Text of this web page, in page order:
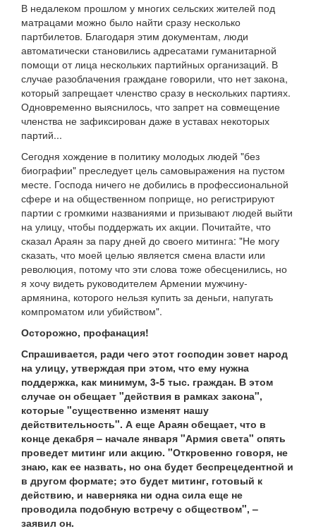
В недалеком прошлом у многих сельских жителей под
матрацами можно было найти сразу несколько
партбилетов. Благодаря этим документам, люди
автоматически становились адресатами гуманитарной
помощи от лица нескольких партийных организаций. В
случае разоблачения граждане говорили, что нет закона,
который запрещает членство сразу в нескольких партиях.
Одновременно выяснилось, что запрет на совмещение
членства не зафиксирован даже в уставах некоторых
партий...
Сегодня хождение в политику молодых людей "без
биографии" преследует цель самовыражения на пустом
месте. Господа ничего не добились в профессиональной
сфере и на общественном поприще, но регистрируют
партии с громкими названиями и призывают людей выйти
на улицу, чтобы поддержать их акции. Почитайте, что
сказал Араян за пару дней до своего митинга: "Не могу
сказать, что моей целью является смена власти или
революция, потому что эти слова тоже обесценились, но
я хочу видеть руководителем Армении мужчину-
армянина, которого нельзя купить за деньги, напугать
компроматом или убийством".
Осторожно, профанация!
Спрашивается, ради чего этот господин зовет народ
на улицу, утверждая при этом, что ему нужна
поддержка, как минимум, 3-5 тыс. граждан. В этом
случае он обещает "действия в рамках закона",
которые "существенно изменят нашу
действительность". А еще Араян обещает, что в
конце декабря – начале января "Армия света" опять
проведет митинг или акцию. "Откровенно говоря, не
знаю, как ее назвать, но она будет беспрецедентной и
в другом формате; это будет митинг, готовый к
действию, и наверняка ни одна сила еще не
проводила подобную встречу с обществом", –
заявил он.